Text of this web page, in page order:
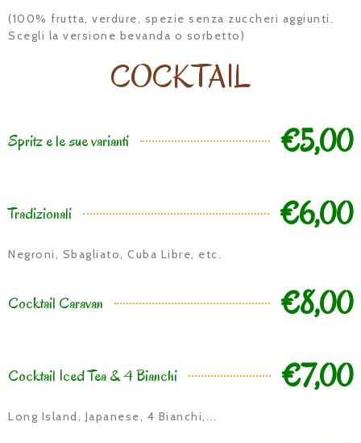
(100% frutta, verdure, spezie senza zuccheri aggiunti.
Scegli la versione bevanda o sorbetto)
COCKTAIL
Spritz e le sue varianti €5,00
Tradizionali €6,00
Negroni, Sbagliato, Cuba Libre, etc.
Cocktail Caravan €8,00
Cocktail Iced Tea & 4 Bianchi €7,00
Long Island, Japanese, 4 Bianchi,...